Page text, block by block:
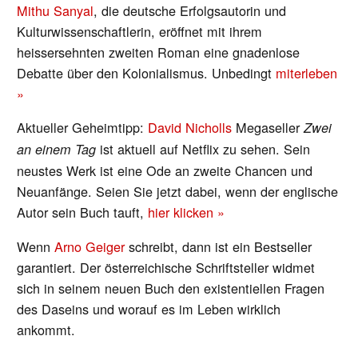
Mithu Sanyal, die deutsche Erfolgsautorin und
Kulturwissenschaftlerin, eröffnet mit ihrem
heissersehnten zweiten Roman eine gnadenlose
Debatte über den Kolonialismus. Unbedingt miterleben
»
Aktueller Geheimtipp: David Nicholls MegasellerZwei
an einem Tag ist aktuell auf Netflix zu sehen. Sein
neustes Werk ist eine Ode an zweite Chancen und
Neuanfänge. Seien Sie jetzt dabei, wenn der englische
Autor sein Buch tauft, hier klicken »
WennArno Geigerschreibt, dann ist ein Bestseller
garantiert. Der österreichische Schriftsteller widmet
sich in seinem neuen Buch den existentiellen Fragen
des Daseins und worauf es im Leben wirklich
ankommt.